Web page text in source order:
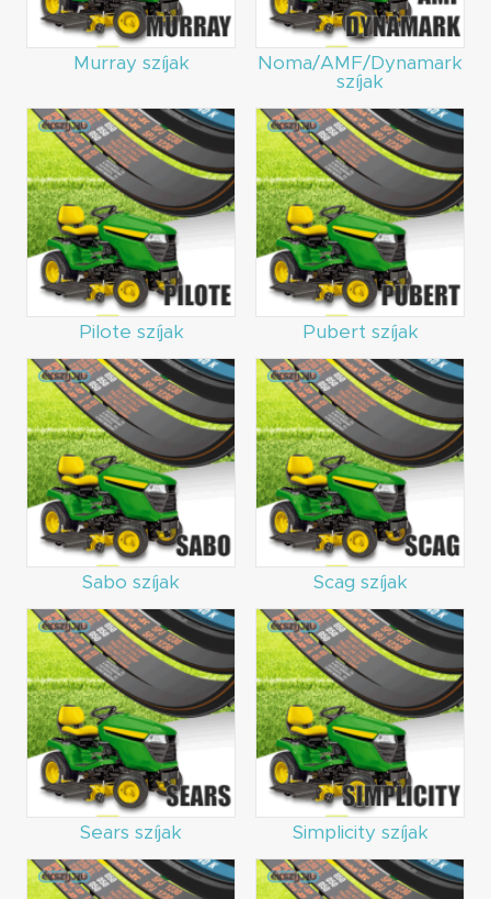
Murray szíjak
Noma/AMF/Dynamark
szíjak
Pilote szíjak Pubert szíjak
Sabo szíjak Scag szíjak
Sears szíjak Simplicity szíjak